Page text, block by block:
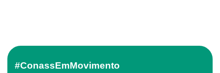
#ConassEmMovimento